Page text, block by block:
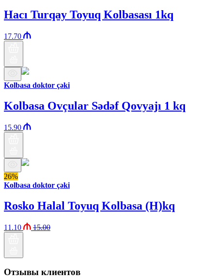
Hacı Turqay Toyuq Kolbasası 1kq
17.70
Kolbasa doktor çəki
Kolbasa Ovçular Sədəf Qovyajı 1 kq
15.90
26%
Kolbasa doktor çəki
Rosko Halal Toyuq Kolbasa (H)kq
11.10 15.00
Отзывы клиентов